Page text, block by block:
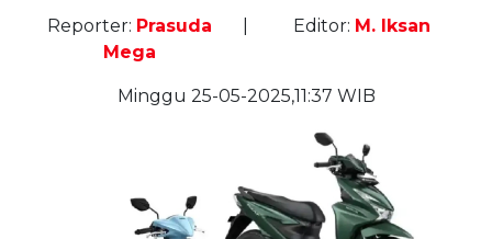
Reporter: Prasuda
Mega
Editor: M. Iksan
Minggu 25-05-2025,11:37 WIB